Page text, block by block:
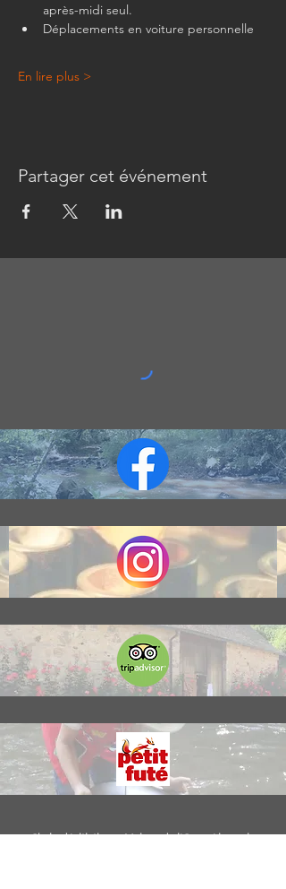
après-midi seul.
Déplacements en voiture personnelle
En lire plus >
Partager cet événement
Chalard Initiatives - Maison de l'Or en Limousin